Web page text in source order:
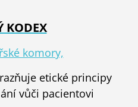
KODEX
komory,
etické principy
vůči pacientovi